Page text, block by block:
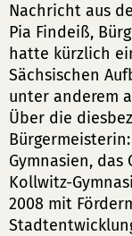
Nachricht aus
Pia Findeiß,
hatte kürzlich
Sächsischen
unter anderem
Über die
Gymnasien, das
Kollwitz-
2008 mit